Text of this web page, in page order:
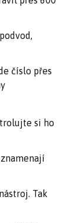
číslo přes
si ho
Tak